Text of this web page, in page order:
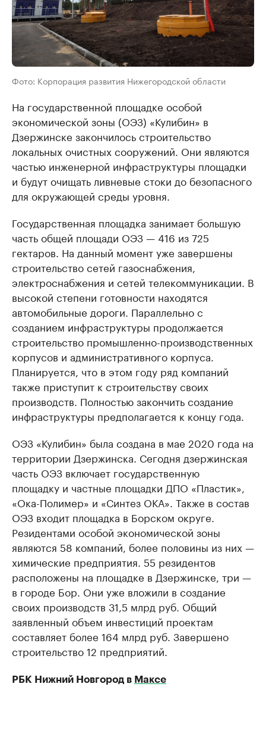
Фото: Корпорация развития Нижегородской области
На государственной площадке особой
экономической зоны (ОЭЗ) «Кулибин» в
Дзержинске закончилось строительство
локальных очистных сооружений. Они являются
частью инженерной инфраструктуры площадки
и будут очищать ливневые стоки до безопасного
для окружающей среды уровня.
Государственная площадка занимает большую
часть общей площади ОЭЗ — 416 из 725
гектаров. На данный момент уже завершены
строительство сетей газоснабжения,
электроснабжения и сетей телекоммуникации. В
высокой степени готовности находятся
автомобильные дороги. Параллельно с
созданием инфраструктуры продолжается
строительство промышленно-производственных
корпусов и административного корпуса.
Планируется, что в этом году ряд компаний
также приступит к строительству своих
производств. Полностью закончить создание
инфраструктуры предполагается к концу года.
ОЭЗ «Кулибин» была создана в мае 2020 года на
территории Дзержинска. Сегодня дзержинская
часть ОЭЗ включает государственную
площадку и частные площадки ДПО «Пластик»,
«Ока-Полимер» и «Синтез ОКА». Также в состав
ОЭЗ входит площадка в Борском округе.
Резидентами особой экономической зоны
являются 58 компаний, более половины из них —
химические предприятия. 55 резидентов
расположены на площадке в Дзержинске, три —
в городе Бор. Они уже вложили в создание
своих производств 31,5 млрд руб. Общий
заявленный объем инвестиций проектам
составляет более 164 млрд руб. Завершено
строительство 12 предприятий.
РБК Нижний Новгород в Максе